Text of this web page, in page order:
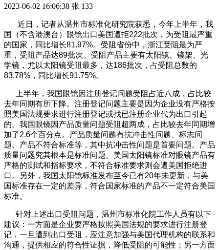
2023-06-02 16:06:38 张 133
近日，记者从温州市标准化研究院获悉，今年上半年，我
国（不含港澳台）眼镜出口美国遭拒222批次，为受阻最严重
的国家，同比增长81.97%。受阻省份中，浙江受阻最为严
重，受阻产品达89批次。受阻产品主要有太阳镜、镜架、光
学镜，尤以太阳镜受阻最多，达186批次，占受阻总数的
83.78%，同比增长91.75%。
上半年，我国眼镜因注册登记问题受阻占近八成，占比较
去年同期有所下降。注册登记问题主要是因为企业没有严格按
照美国法规要求进行注册登记或找已注册企业代为出口引起
的。我国眼镜因产品质量问题受阻超两成，占比较去年同期增
加了2.6个百分点。产品质量问题有抗冲击性问题、标志问
题、产品不符合标准等，其中抗冲击性问题是首要问题。产品
质量问题究其根本是标准问题。美国太阳镜标准对眼镜产品有
严格的测试和指标要求，不符合标准要求则会遭美国拒绝进
口。另外，我国太阳镜标准发布至今已有20年未更新，与美
国标准存在一定的差异，符合国家标准的产品不一定符合美国
标准。
针对上述出口受阻问题，温州市标准化院工作人员有以下
建议：一方面是企业要严格按照美国法规的要求进行注册登
记，一旦遭到出口受阻，应注意加强与美国代理机构的联系和
沟通，提供相应的符合性证据，降低受阻的可能性；另一方面